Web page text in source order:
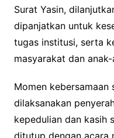
Surat Yasin,
dipanjatkan untuk
tugas institusi, serta
masyarakat dan
Momen kebersamaan
dilaksanakan
kepedulian dan kasih